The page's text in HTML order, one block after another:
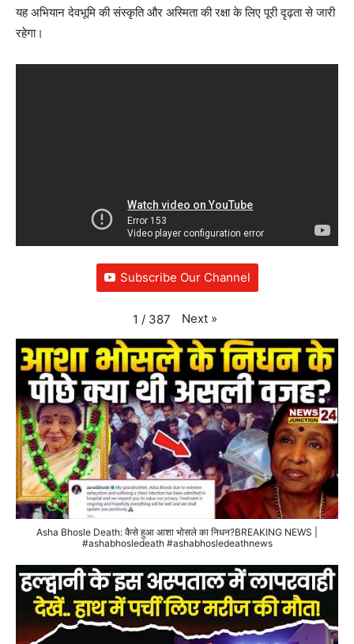
यह अभियान देवभूमि की संस्कृति और अस्मिता की रक्षा के लिए पूरी दृढ़ता से जारी
रहेगा।
Subscribe Our Channel
1 / 387 Next »
Asha Bhosle Death: कैसे हुआ आशा भोसले का निधन?BREAKING NEWS |
#ashabhosledeath #ashabhosledeathnews